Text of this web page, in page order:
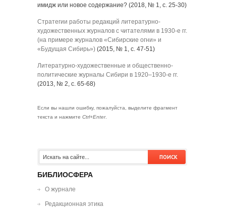
имидж или новое содержание? (2018, № 1, с. 25-30)
Стратегии работы редакций литературно-
художественных журналов с читателями в 1930-е гг.
(на примере журналов «Сибирские огни» и
«Будущая Сибирь») (2015, № 1, с. 47-51)
Литературно-художественные и общественно-
политические журналы Сибири в 1920–1930-е гг.
(2013, № 2, с. 65-68)
Если вы нашли ошибку, пожалуйста, выделите фрагмент
текста и нажмите Ctrl+Enter.
БИБЛИОСФЕРА
О журнале
Редакционная этика